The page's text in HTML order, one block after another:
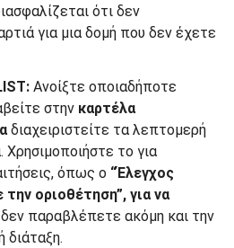
ότι δεν
για μια δομή που δεν έχετε
Ανοίξτε οποιαδήποτε
στην καρτέλα
διαχειριστείτε τα λεπτομερή
το για
όπως ο “Έλεγχος
οριοθέτηση”, για να
παραβλέπετε ακόμη και την
διάταξη.